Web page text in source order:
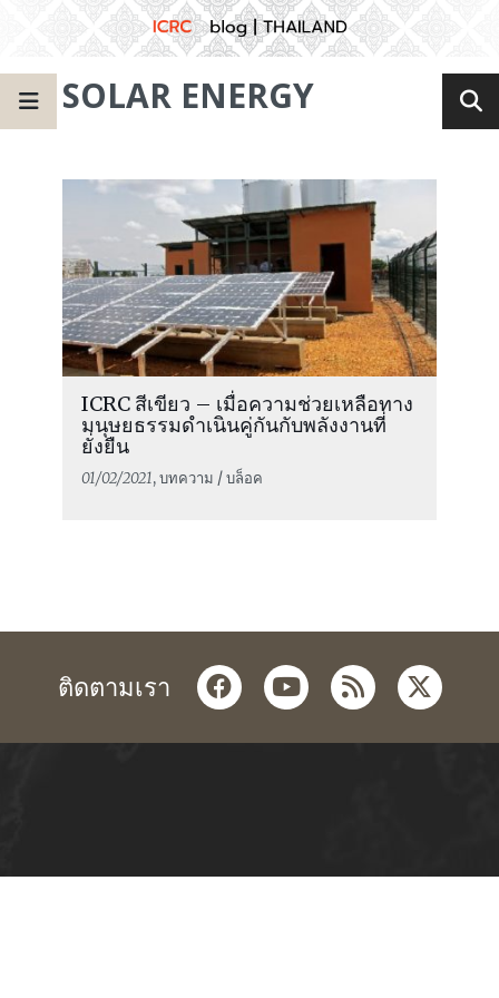
SOLAR ENERGY
ICRC สีเขียว – เมื่อความช่วยเหลือทาง
มนุษยธรรมดำเนินคู่กันกับพลังงานที่
ยั่งยืน
01/02/2021, บทความ / บล็อค
ติดตามเรา facebookyoutube
rss twitter